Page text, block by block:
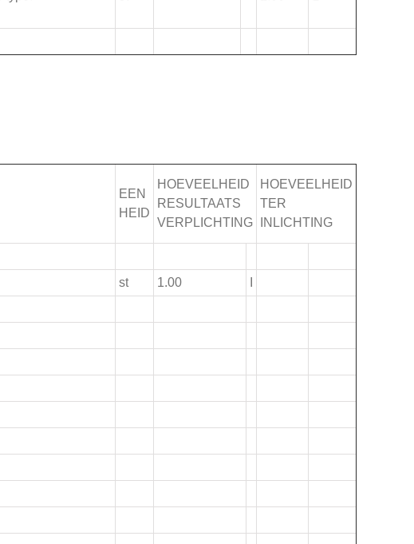
EEN
HEID
HOEVEELHEID
RESULTAATS
VERPLICHTING
HOEVEELHEID
TER
INLICHTING
st 1.00